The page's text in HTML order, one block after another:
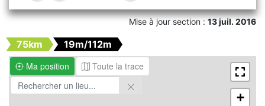
Mise à jour section :13 juil. 2016
75km
19m/112m
Ma position
Toute la trace
+